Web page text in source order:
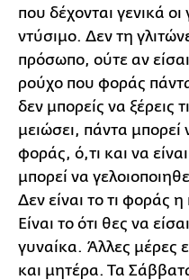
που δέχονται γενικά
ντύσιμο. Δεν τη
πρόσωπο, ούτε αν
ρούχο που φοράς
δεν μπορείς να ξέρεις
μειώσει, πάντα μπορεί
φοράς, ό,τι και να
μπορεί να
Δεν είναι το τι φοράς
Είναι το ότι θες να
γυναίκα. Άλλες μέρες
και μητέρα. Τα Σάββατα